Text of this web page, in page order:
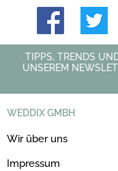
TIPPS, TRENDS
UNSEREM
WEDDIX GMBH
Wir über uns
Impressum